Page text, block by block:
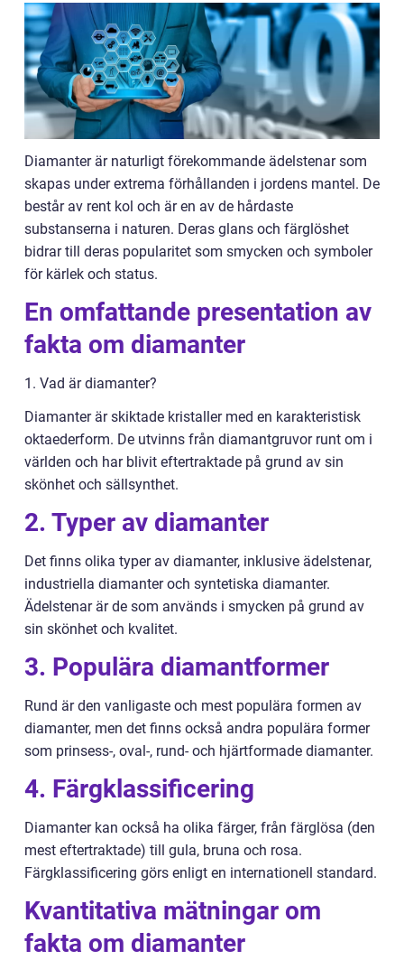
Diamanter är naturligt förekommande ädelstenar som
skapas under extrema förhållanden i jordens mantel. De
består av rent kol och är en av de hårdaste
substanserna i naturen. Deras glans och färglöshet
bidrar till deras popularitet som smycken och symboler
för kärlek och status.
En omfattande presentation av
fakta om diamanter
1. Vad är diamanter?
Diamanter är skiktade kristaller med en karakteristisk
oktaederform. De utvinns från diamantgruvor runt om i
världen och har blivit eftertraktade på grund av sin
skönhet och sällsynthet.
2. Typer av diamanter
Det finns olika typer av diamanter, inklusive ädelstenar,
industriella diamanter och syntetiska diamanter.
Ädelstenar är de som används i smycken på grund av
sin skönhet och kvalitet.
3. Populära diamantformer
Rund är den vanligaste och mest populära formen av
diamanter, men det finns också andra populära former
som prinsess-, oval-, rund- och hjärtformade diamanter.
4. Färgklassificering
Diamanter kan också ha olika färger, från färglösa (den
mest eftertraktade) till gula, bruna och rosa.
Färgklassificering görs enligt en internationell standard.
Kvantitativa mätningar om
fakta om diamanter